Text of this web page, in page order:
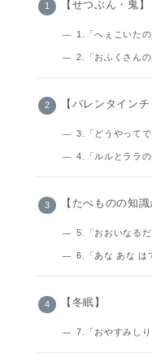
【せつぶん・鬼】
1.「へぇこいたの
2.「おふくさんの
【バレンタイン
3.「どうやって
4.「ルルとララの
【たべものの知
5.「おおいなるだ
6.「あな あな は
【冬眠】
7.「おやすみしり